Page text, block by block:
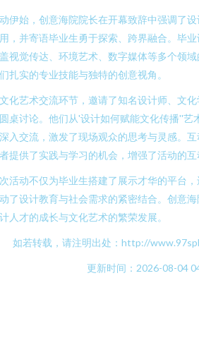
伊始，创意海院院长在开幕致辞中强调了
，并寄语毕业生勇于探索、跨界融合。毕
视觉传达、环境艺术、数字媒体等多个领
扎实的专业技能与独特的创意视角。
化艺术交流环节，邀请了知名设计师、文
桌讨论。他们从'设计如何赋能文化传播''艺
入交流，激发了现场观众的思考与灵感。
提供了实践与学习的机会，增强了活动的互
活动不仅为毕业生搭建了展示才华的平台
了设计教育与社会需求的紧密结合。创意
人才的成长与文化艺术的繁荣发展。
如若转载，请注明出处：http://
更新时间：2026-08-04